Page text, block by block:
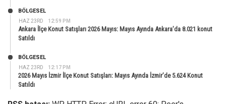
HAZ 23RD 12:59 PM
BÖLGESEL
Ankara İlçe Konut Satışları 2026 Mayıs: Mayıs Ayında Ankara’da 8.021 konut
Satıldı
HAZ 23RD 12:17 PM
BÖLGESEL
2026 Mayıs İzmir İlçe Konut Satışları: Mayıs Ayında İzmir’de 5.624 Konut
Satıldı